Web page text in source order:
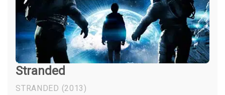
Stranded
STRANDED (2013)